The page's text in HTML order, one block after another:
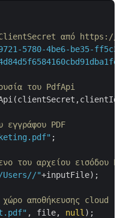
από https://
5780-4be6-be35-
του PdfApi
PDF
;
του αρχείου εισόδου
"+inputFile);
αποθήκευσης cloud
, file, null );